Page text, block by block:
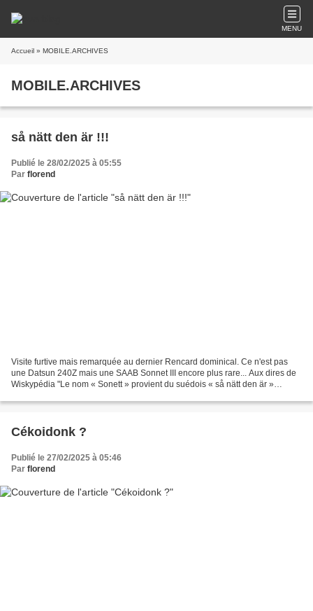
MENU
Accueil » MOBILE.ARCHIVES
MOBILE.ARCHIVES
så nätt den är !!!
Publié le 28/02/2025 à 05:55
Par florend
Visite furtive mais remarquée au dernier Rencard dominical. Ce n'est pas
une Datsun 240Z mais une SAAB Sonnet III encore plus rare... Aux dires de
Wiskypédia "Le nom « Sonett » provient du suédois « så nätt den är »
Cékoidonk ?
Publié le 27/02/2025 à 05:46
Par florend